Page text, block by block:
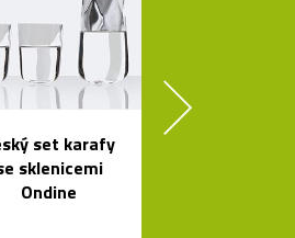
set karafy
sklenicemi
Ondine